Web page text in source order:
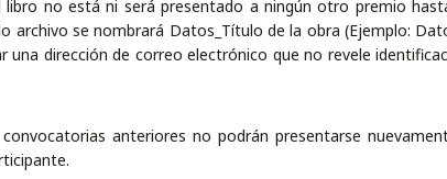
libro no está ni será presentado a ningún otro premio
archivo se nombrará Datos_Título de la obra (Ejemplo:
una dirección de correo electrónico que no revele
anteriores no podrán presentarse